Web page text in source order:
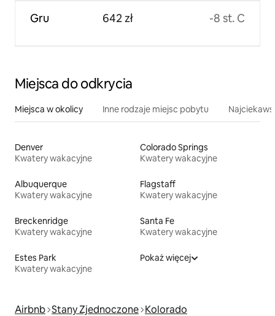
Gru 642 zł -8 st. C
Miejsca do odkrycia
Miejsca w okolicy Inne rodzaje miejsc pobytu
Denver
Kwatery wakacyjne
Colorado Springs
Kwatery wakacyjne
Albuquerque
Kwatery wakacyjne
Flagstaff
Kwatery wakacyjne
Breckenridge
Kwatery wakacyjne
Santa Fe
Kwatery wakacyjne
Estes Park
Kwatery wakacyjne
Pokaż więcej
Airbnb Stany Zjednoczone Kolorado